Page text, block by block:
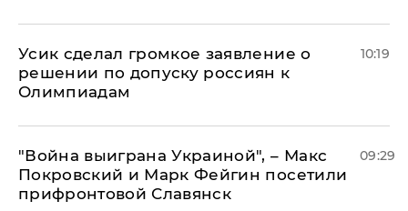
Усик сделал громкое заявление о
решении по допуску россиян к
Олимпиадам
10:19
"Война выиграна Украиной", – Макс
Покровский и Марк Фейгин посетили
прифронтовой Славянск
09:29